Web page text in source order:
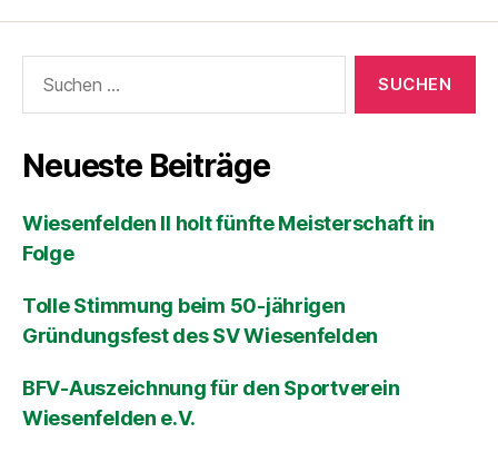
Neueste Beiträge
Wiesenfelden II holt fünfte Meisterschaft in
Folge
Tolle Stimmung beim 50-jährigen
Gründungsfest des SV Wiesenfelden
BFV-Auszeichnung für den Sportverein
Wiesenfelden e.V.